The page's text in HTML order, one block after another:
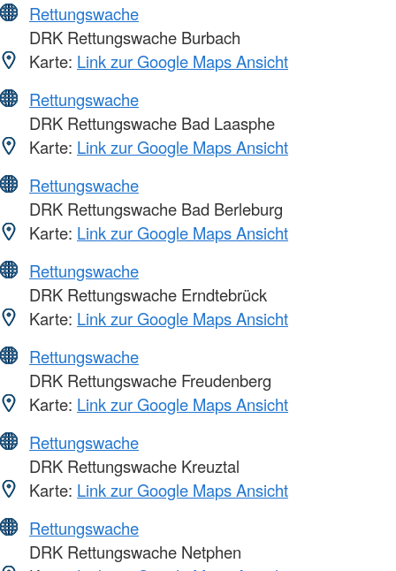
Rettungswache
DRK Rettungswache Burbach
Karte: Link zur Google Maps Ansicht
Rettungswache
DRK Rettungswache Bad Laasphe
Karte: Link zur Google Maps Ansicht
Rettungswache
DRK Rettungswache Bad Berleburg
Karte: Link zur Google Maps Ansicht
Rettungswache
DRK Rettungswache Erndtebrück
Karte: Link zur Google Maps Ansicht
Rettungswache
DRK Rettungswache Freudenberg
Karte: Link zur Google Maps Ansicht
Rettungswache
DRK Rettungswache Kreuztal
Karte: Link zur Google Maps Ansicht
Rettungswache
DRK Rettungswache Netphen